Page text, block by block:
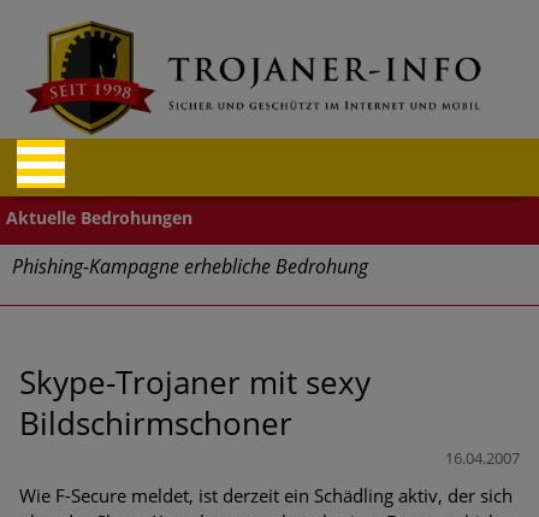
Phishing-Kampagne erhebliche Bedrohung
Identitätsdiebstahl
Exponentiell wachsende Risiken, eine immer
unübersichtlichere Cyber-Bedrohungslage – was CISOs jetzt
Skype-Trojaner mit sexy
Bildschirmschoner
16.04.2007
Wie F-Secure meldet, ist derzeit ein Schädling aktiv, der sich